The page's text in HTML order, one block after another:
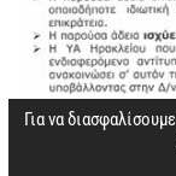
Για να